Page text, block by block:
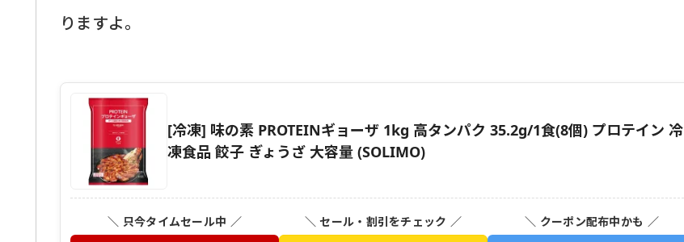
りますよ。
[冷凍] 味の素 PROTEINギョーザ 1kg 高タンパク 35.2g/1食(8個) プロテイン 冷
凍食品 餃子 ぎょうざ 大容量 (SOLIMO)
＼ 只今タイムセール中 ／ ＼ セール・割引をチェック ／ ＼ クーポン配布中かも ／